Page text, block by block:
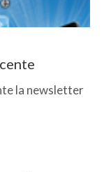
la newsletter